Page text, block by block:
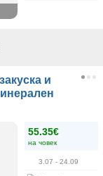
и
55.35€
на човек
3.07 - 24.09